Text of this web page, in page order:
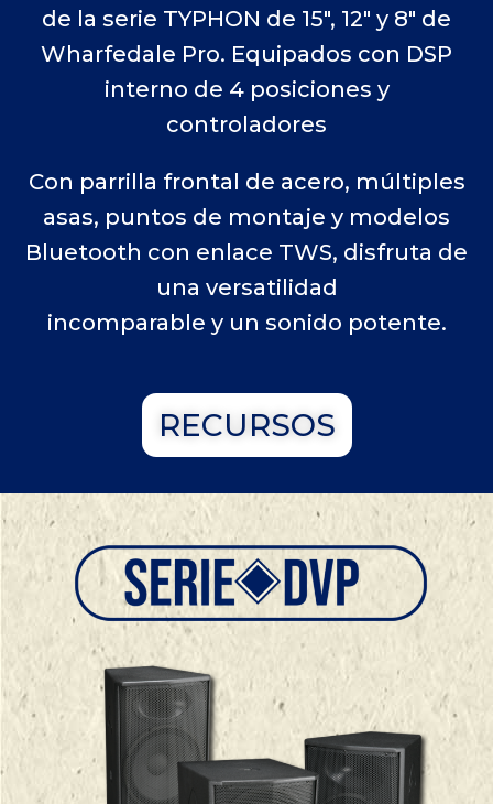
de la serie TYPHON de 15″, 12″ y 8″ de
Wharfedale Pro. Equipados con DSP
interno de 4 posiciones y
controladores
Con parrilla frontal de acero, múltiples
asas, puntos de montaje y modelos
Bluetooth con enlace TWS, disfruta de
una versatilidad
incomparable y un sonido potente.
RECURSOS